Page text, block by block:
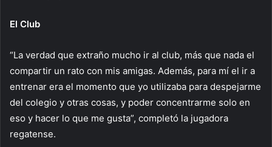
El Club
“La verdad que extraño mucho ir al club, más que nada el
compartir un rato con mis amigas. Además, para mí el ir a
entrenar era el momento que yo utilizaba para despejarme
del colegio y otras cosas, y poder concentrarme solo en
eso y hacer lo que me gusta”, completó la jugadora
regatense.